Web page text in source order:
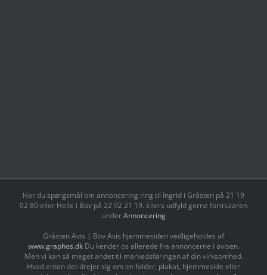
Har du spørgsmål om annoncering ring til Ingrid i Gråsten på 21 19
02 80 ‬eller Helle i Bov på 22 92 21 19‬. Ellers udfyld gerne formularen
underAnnoncering
Gråsten Avis | Bov Avis hjemmesiden vedligeholdes af
www.graphos.dk Du kender os allerede fra annoncerne i avisen.
Men vi kan så meget andet til markedsføringen af din virksomhed.
Hvad enten det drejer sig om en folder, plakat, hjemmeside eller